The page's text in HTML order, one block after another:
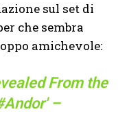
sul set di
che sembra
amichevole:
From the
' –